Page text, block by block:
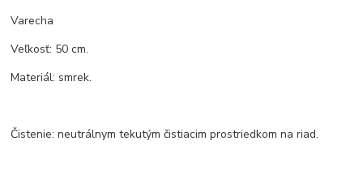
Varecha
Veľkosť: 50 cm.
Materiál: smrek.
Čistenie: neutrálnym tekutým čistiacim prostriedkom na riad.